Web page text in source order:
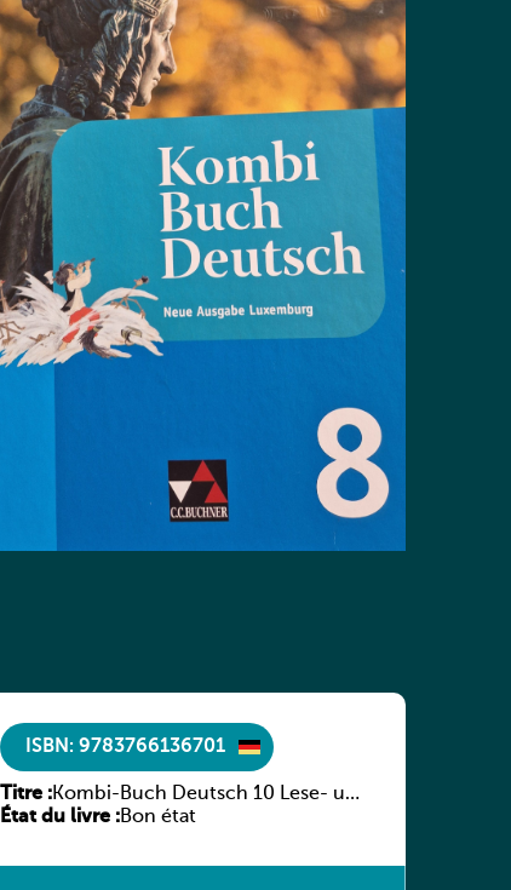
ISBN: 9783766136701
Titre :Kombi-Buch Deutsch 10 Lese- und
Sprachbuch
État du livre :Bon état